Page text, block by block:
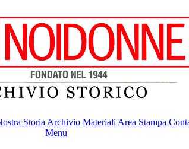
Storia Archivio Materiali Area Stampa
Menu